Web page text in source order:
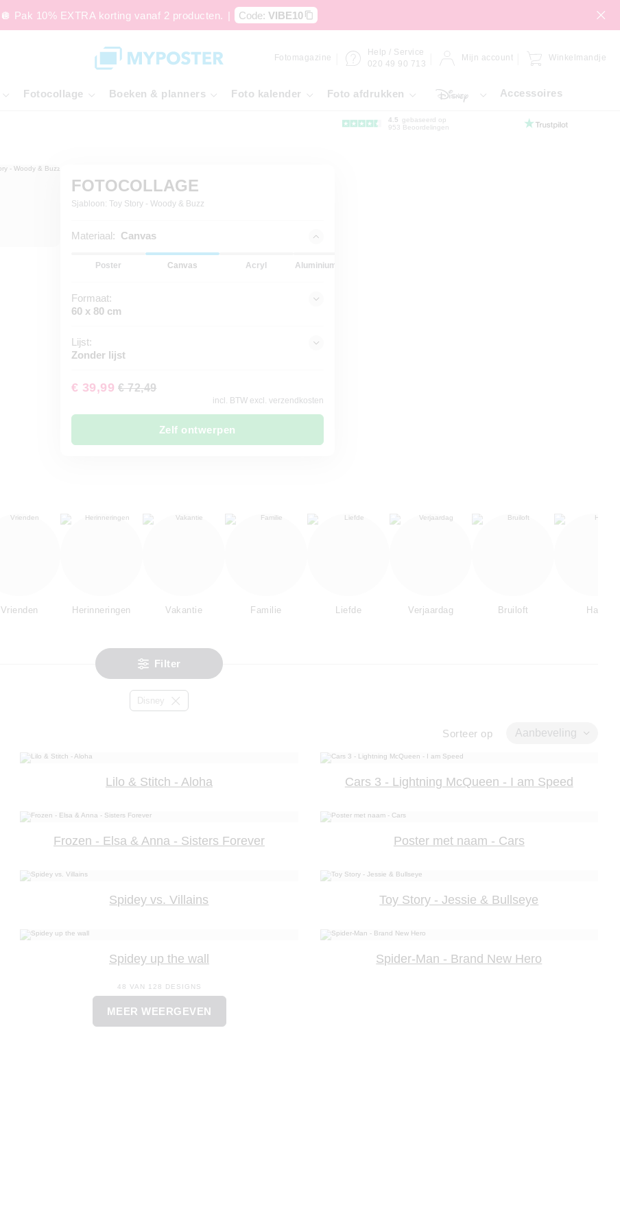
🪩 Pak 10% EXTRA korting vanaf 2 producten. | Code:VIBE10
Fotomagazine
Help / Service
020 49 90 713
Mijn account Winkelmandje
Fotocollage Boeken & planners Foto kalender Foto afdrukken Accessoires
4.5
gebaseerd op
953 Beoordelingen
FOTOCOLLAGE
Sjabloon: Toy Story - Woody & Buzz
Materiaal: Canvas
Poster Canvas Acryl Aluminium-dibond
Formaat:
60 x 80 cm
Lijst:
Zonder lijst
€ 39,99 € 72,49
incl. BTW excl. verzendkosten
Zelf ontwerpen
Vrienden Herinneringen Vakantie Familie Liefde Verjaardag Bruiloft Hart
Filter
Disney
Sorteer op Aanbeveling
Lilo & Stitch - Aloha Cars 3 - Lightning McQueen - I am Speed
Frozen - Elsa & Anna - Sisters Forever Poster met naam - Cars
Spidey vs. Villains Toy Story - Jessie & Bullseye
Spidey up the wall Spider-Man - Brand New Hero
48 VAN 128 DESIGNS
MEER WEERGEVEN